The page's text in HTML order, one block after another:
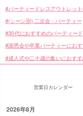
パーティードレスアウトレッ
(シーン別) 二次会・パーティー
30代におすすめのパーティー
謝恩会や卒業パーティーにお
成人式や二十歳の集いにおす
営業日カレンダー
2026年8月